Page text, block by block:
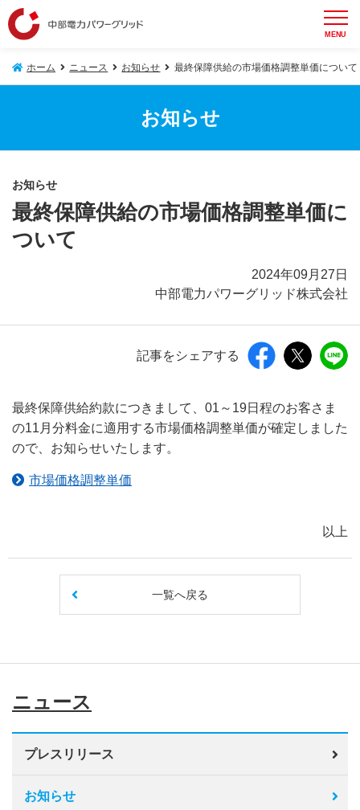
MENU
ホーム ニュース お知らせ 最終保障供給の市場価格調整単価について
お知らせ
お知らせ
最終保障供給の市場価格調整単価に
ついて
2024年09月27日
中部電力パワーグリッド株式会社
記事をシェアする
最終保障供給約款につきまして、01～19日程のお客さま
の11月分料金に適用する市場価格調整単価が確定しました
ので、お知らせいたします。
市場価格調整単価
以上
一覧へ戻る
ニュース
プレスリリース
お知らせ